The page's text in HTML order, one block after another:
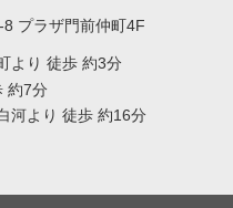
プラザ門前仲町4F
より 徒歩 約3分
約7分
河より 徒歩 約16分